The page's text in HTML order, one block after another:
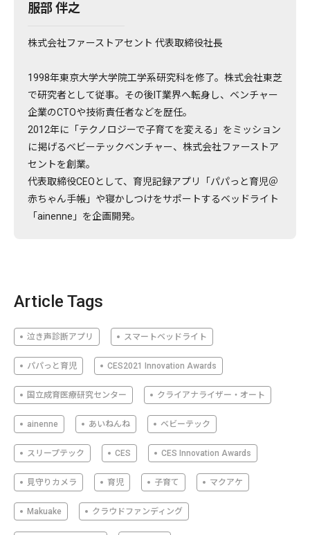
服部 伴之
株式会社ファーストアセント 代表取締役社長
1998年東京大学大学院工学系研究科を修了。株式会社東芝
で研究者として従事。その後IT業界へ転身し、ベンチャー
企業のCTOや技術責任者などを歴任。
2012年に「テクノロジーで子育てを変える」をミッション
に掲げるベビーテックベンチャー、株式会社ファーストア
セントを創業。
代表取締役CEOとして、育児記録アプリ「パパっと育児＠
赤ちゃん手帳」や寝かしつけをサポートするベッドライト
「ainenne」を企画開発。
Article Tags
泣き声診断アプリ スマートベッドライト
パパっと育児 CES2021 Innovation Awards
国立成育医療研究センター クライアナライザー・オート
ainenne あいねんね ベビーテック
スリープテック CES CES Innovation Awards
見守りカメラ 育児 子育て マクアケ
Makuake クラウドファンディング